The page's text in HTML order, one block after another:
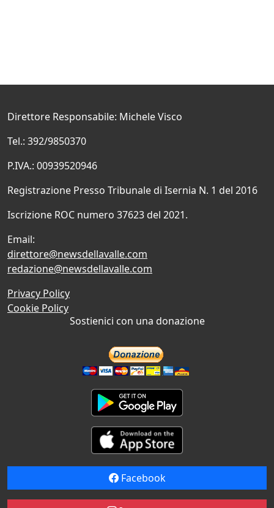
Direttore Responsabile: Michele Visco
Tel.: 392/9850370
P.IVA.: 00939520946
Registrazione Presso Tribunale di Isernia N. 1 del 2016
Iscrizione ROC numero 37623 del 2021.
Email:
direttore@newsdellavalle.com
redazione@newsdellavalle.com
Privacy Policy
Cookie Policy
Sostienici con una donazione
Facebook